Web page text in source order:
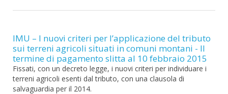
IMU – I nuovi criteri per l’applicazione del tributo
sui terreni agricoli situati in comuni montani - Il
termine di pagamento slitta al 10 febbraio 2015
Fissati, con un decreto legge, i nuovi criteri per individuare i
terreni agricoli esenti dal tributo, con una clausola di
salvaguardia per il 2014.